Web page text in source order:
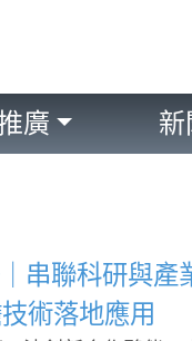
廣 新
串聯科研與產
術落地應用